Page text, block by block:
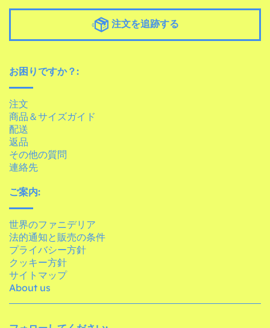
注文を追跡する
お困りですか？:
注文
商品＆サイズガイド
配送
返品
その他の質問
連絡先
ご案内:
世界のファニデリア
法的通知と販売の条件
プライバシー方針
クッキー方針
サイトマップ
About us